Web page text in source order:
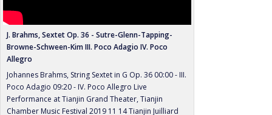
en Chine. Il a donné des master classes à Juilliard, IU
Bloomington Jacobs School of Music, San Francisco Conservatory
of Music, University of South California, Oberlin Conservatory of
Music, McGill Schulich School of Music, Jerusalem Music Center,
Conservatoire royal d'Écosse, Fondation Britten-Pears à
Aldeburgh, Zeister Muziekdagen, Festival Internacional de
Inverno in Campos do Jordão, l’Université Nationale de Séoul,
J. Brahms, Sextet Op. 36 - Sutre-Glenn-Tapping-
Browne-Schween-Kim III. Poco Adagio IV. Poco
Allegro
Johannes Brahms, String Sextet in G Op. 36 00:00 - III.
Poco Adagio 09:20 - IV. Poco Allegro Live
Performance at Tianjin Grand Theater, Tianjin
Chamber Music Festival 2019 11 14 Tianjin Juilliard